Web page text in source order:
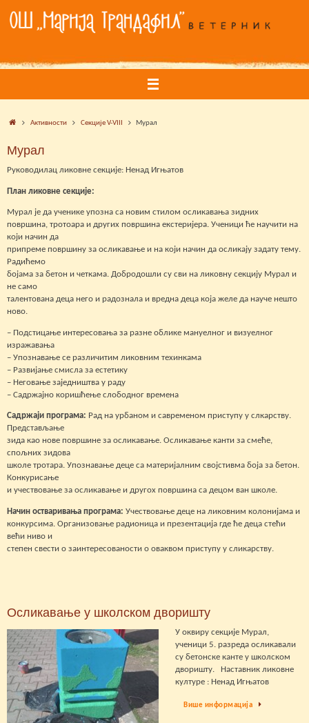
content
HomeАктивности Секције V-VIII Мурал
Мурал
Руководилац ликовне секције: Ненад Игњатов
План ликовне секције:
Мурал је да ученике упозна са новим стилом осликавања зидних
површина, тротоара и других површина екстеријера. Ученици ће научити на
који начин да
припреме површину за осликавање и на који начин да осликају задату тему.
Радићемо
бојама за бетон и четкама. Добродошли су сви на ликовну секцију Мурал и
не само
талентована деца него и радознала и вредна деца која желе да науче нешто
ново.
– Подстицање интересовања за разне облике мануелног и визуелног
изражавања
– Упознавање се различитим ликовним техинкама
– Развијање смисла за естетику
– Неговање заједништва у раду
– Садржајно коришћење слободног времена
Садржаји програма: Рад на урбаном и савременом приступу у слкарству.
Представљање
зида као нове површине за осликавање. Осликавање канти за смеће,
спољних зидова
школе тротара. Упознавање деце са материјалним својстивма боја за бетон.
Конкурисање
и учествовање за осликавање и другох површина са децом ван школе.
Начин остваривања програма: Учествовање деце на ликовним колонијама и
конкурсима. Организовање радионица и презентација где ће деца стећи
већи ниво и
степен свести о заинтересованости о оваквом приступу у сликарству.
Осликавање у школском дворишту
У оквиру секције Мурал,
ученици 5. разреда осликавали
су бетонске канте у школском
дворишту. Наставник ликовне
културе : Ненад Игњатов
Више информација